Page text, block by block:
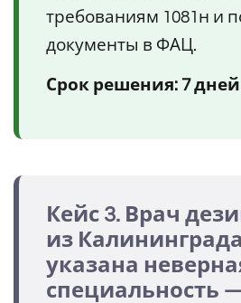
требованиям 1081н и
документы в ФАЦ.
Срок решения: 7
Кейс 3. Врач
из
указана
специальность